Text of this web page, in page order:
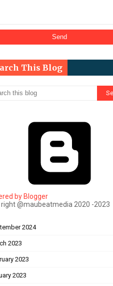
एक्ट के तहत डेढ़ करोड़ की संपत्ति कुर्क
This Blog
by Blogger
@maubeatmedia 2020 -2023
2024
2023
2023
2023